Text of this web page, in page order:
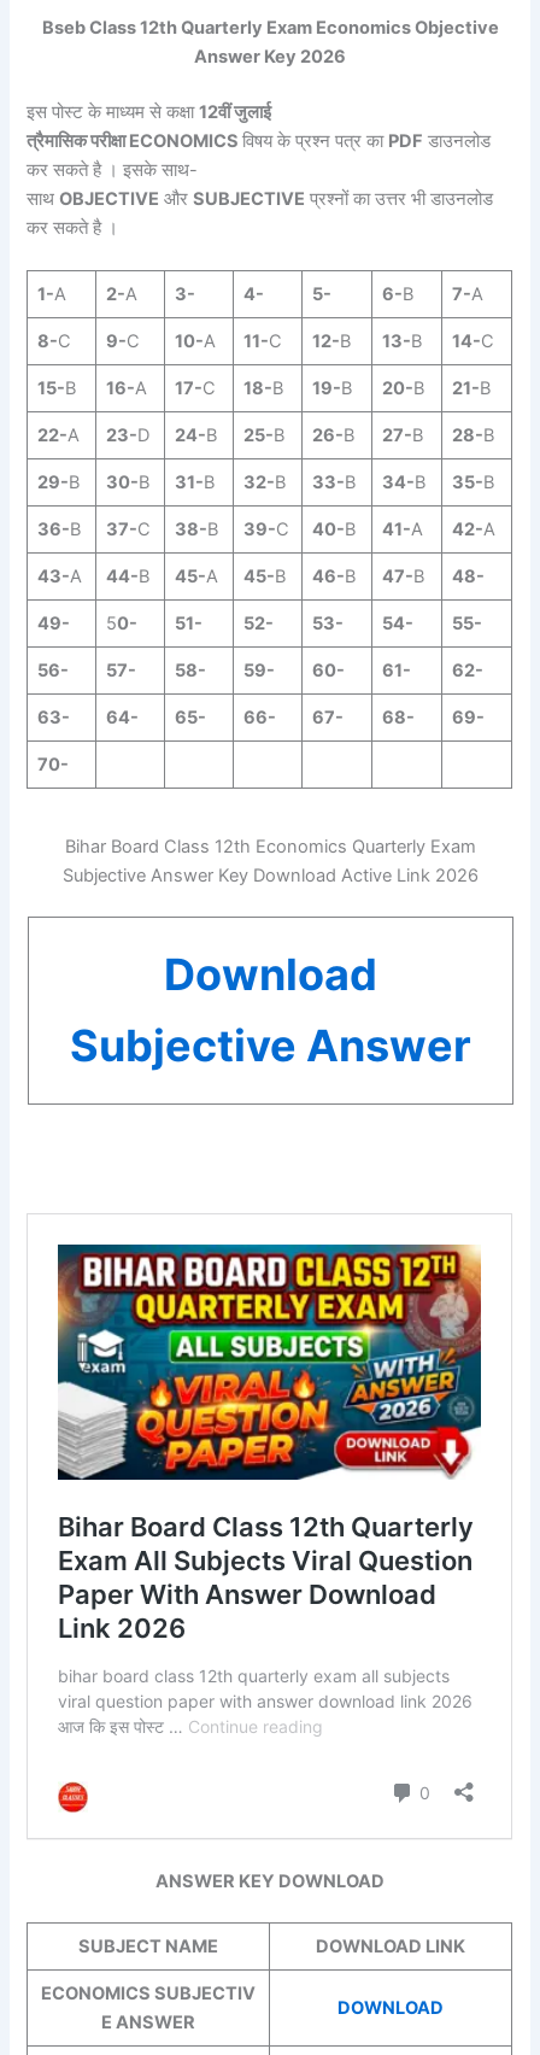
Bseb Class 12th Quarterly Exam Economics Objective
Answer Key 2026
इस पोस्ट के माध्यम से कक्षा12वीं जुलाई
त्रैमासिक परीक्षा ECONOMICSविषय के प्रश्न पत्र का PDF डाउनलोड
कर सकते है । इसके साथ-
साथOBJECTIVE औरSUBJECTIVE प्रश्नों का उत्तर भी डाउनलोड
कर सकते है ।
1-A 2-A 3- 4- 5- 6-B 7-A
8-C 9-C 10-A 11-C 12-B 13-B 14-C
15-B 16-A 17-C 18-B 19-B 20-B 21-B
22-A 23-D 24-B 25-B 26-B 27-B 28-B
29-B 30-B 31-B 32-B 33-B 34-B 35-B
36-B 37-C 38-B 39-C 40-B 41-A 42-A
43-A 44-B 45-A 45-B 46-B 47-B 48-
49- 50- 51- 52- 53- 54- 55-
56- 57- 58- 59- 60- 61- 62-
63- 64- 65- 66- 67- 68- 69-
70-
Bihar Board Class 12th Economics Quarterly Exam
Subjective Answer Key Download Active Link 2026
Download
Subjective Answer
ANSWER KEY DOWNLOAD
SUBJECT NAME DOWNLOAD LINK
ECONOMICS SUBJECTIV
E ANSWER
DOWNLOAD